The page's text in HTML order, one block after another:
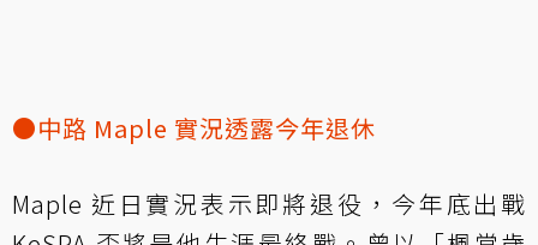
●中路 Maple 實況透露今年退休
Maple 近日實況表示即將退役，今年底出戰